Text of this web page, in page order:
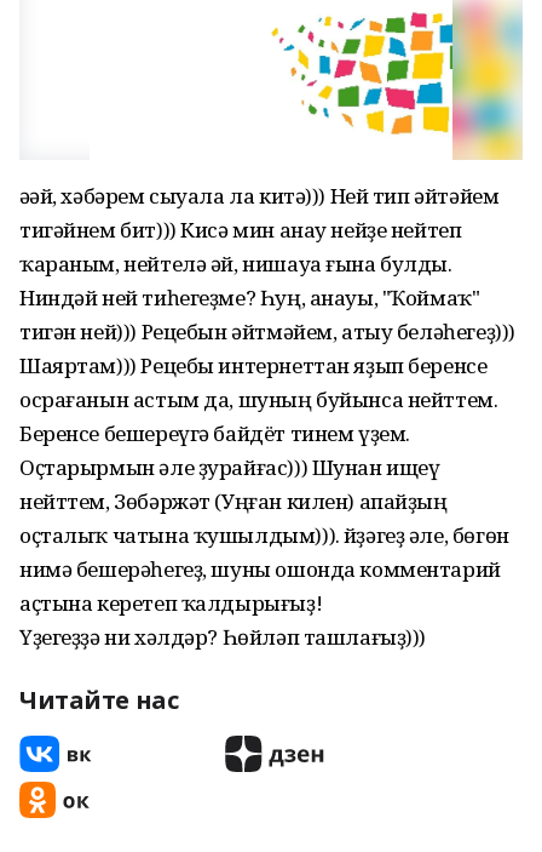
Әәәй, хәбәрем сыуала ла китә))) Ней тип әйтәйем
тигәйнем бит))) Кисә мин анау нейҙе нейтеп
ҡараным, нейтелә әй, нишауа ғына булды.
Ниндәй ней тиһегеҙме? Һуң, анауы, "Ҡоймаҡ"
тигән ней))) Рецебын әйтмәйем, атыу беләһегеҙ)))
Шаяртам))) Рецебы интернеттан яҙып беренсе
осрағанын астым да, шуның буйынса нейттем.
Беренсе бешереүгә байдёт тинем үҙем.
Оҫтарырмын әле ҙурайғас))) Шунан ищеү
нейттем, Зөбәржәт (Уңған килен) апайҙың
оҫталыҡ чатына ҡушылдым))). Әйҙәгеҙ әле, бөгөн
нимә бешерәһегеҙ, шуны ошонда комментарий
аҫтына керетеп ҡалдырығыҙ!
Үҙегеҙҙә ни хәлдәр? Һөйләп ташлағыҙ)))
Читайте нас